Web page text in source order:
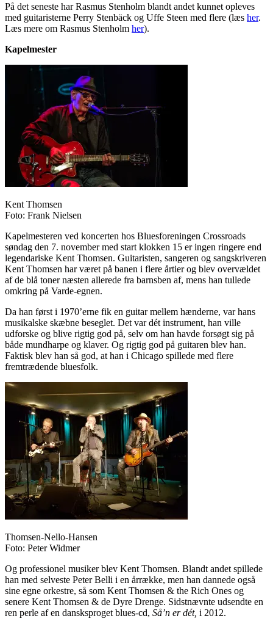
På det seneste har Rasmus Stenholm blandt andet kunnet opleves
med guitaristerne Perry Stenbäck og Uffe Steen med flere (læs her.
Læs mere om Rasmus Stenholm her).
Kapelmester
Kent Thomsen
Foto: Frank Nielsen
Kapelmesteren ved koncerten hos Bluesforeningen Crossroads
søndag den 7. november med start klokken 15 er ingen ringere end
legendariske Kent Thomsen. Guitaristen, sangeren og sangskriveren
Kent Thomsen har været på banen i flere årtier og blev overvældet
af de blå toner næsten allerede fra barnsben af, mens han tullede
omkring på Varde-egnen.
Da han først i 1970’erne fik en guitar mellem hænderne, var hans
musikalske skæbne beseglet. Det var dét instrument, han ville
udforske og blive rigtig god på, selv om han havde forsøgt sig på
både mundharpe og klaver. Og rigtig god på guitaren blev han.
Faktisk blev han så god, at han i Chicago spillede med flere
fremtrædende bluesfolk.
Thomsen-Nello-Hansen
Foto: Peter Widmer
Og professionel musiker blev Kent Thomsen. Blandt andet spillede
han med selveste Peter Belli i en årrække, men han dannede også
sine egne orkestre, så som Kent Thomsen & the Rich Ones og
senere Kent Thomsen & de Dyre Drenge. Sidstnævnte udsendte en
ren perle af en dansksproget blues-cd, Så’n er dét, i 2012.